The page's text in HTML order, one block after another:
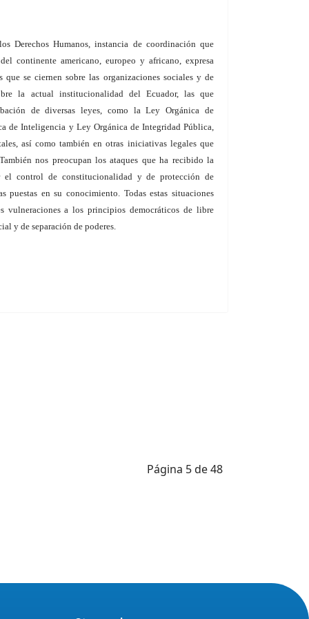
Derechos Humanos, instancia de coordinación que
continente americano, europeo y africano, expresa
que se ciernen sobre las organizaciones sociales y de
la actual institucionalidad del Ecuador, las que
de diversas leyes, como la Ley Orgánica de
de Inteligencia y Ley Orgánica de Integridad Pública,
así como también en otras iniciativas legales que
nos preocupan los ataques que ha recibido la
el control de constitucionalidad y de protección de
puestas en su conocimiento. Todas estas situaciones
vulneraciones a los principios democráticos de libre
y de separación de poderes.
Página 5 de 48